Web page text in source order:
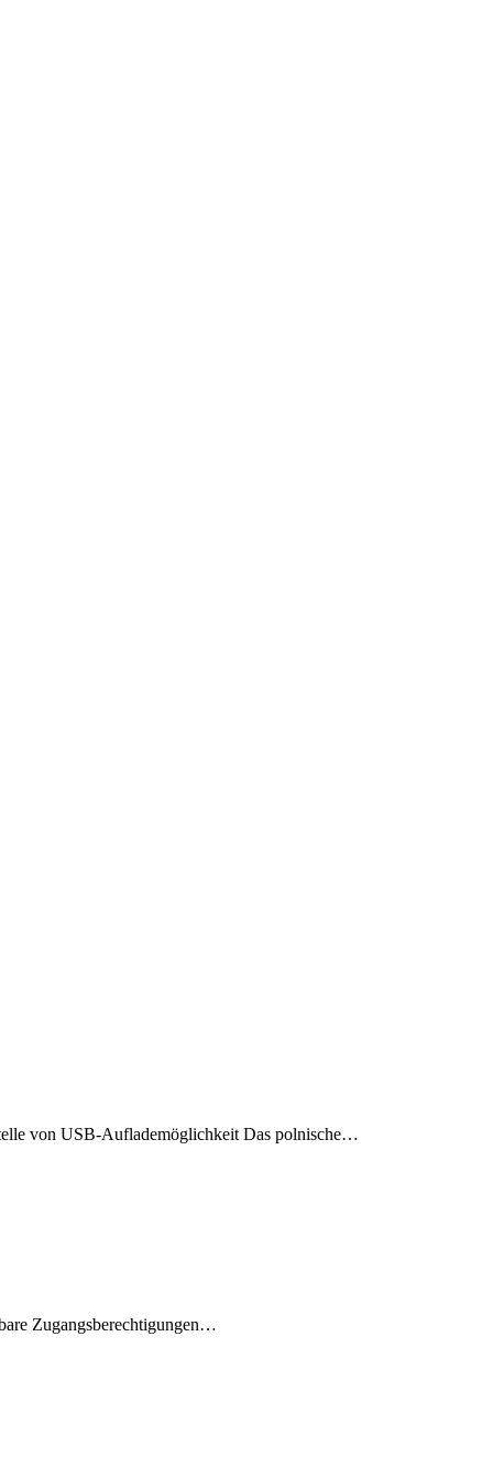
von USB-Auflademöglichkeit Das polnische…
Zugangsberechtigungen…